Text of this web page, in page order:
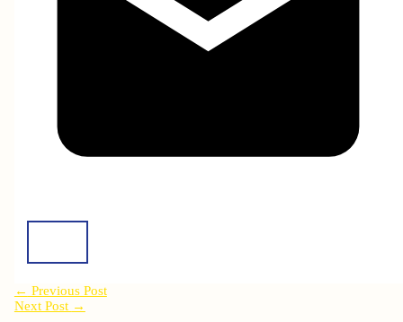
← Previous Post
Next Post →